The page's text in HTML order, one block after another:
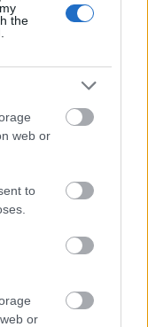
the
web or
to
or
nincs hangja